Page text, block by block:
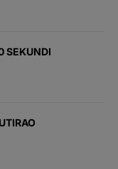
SEKUNDI